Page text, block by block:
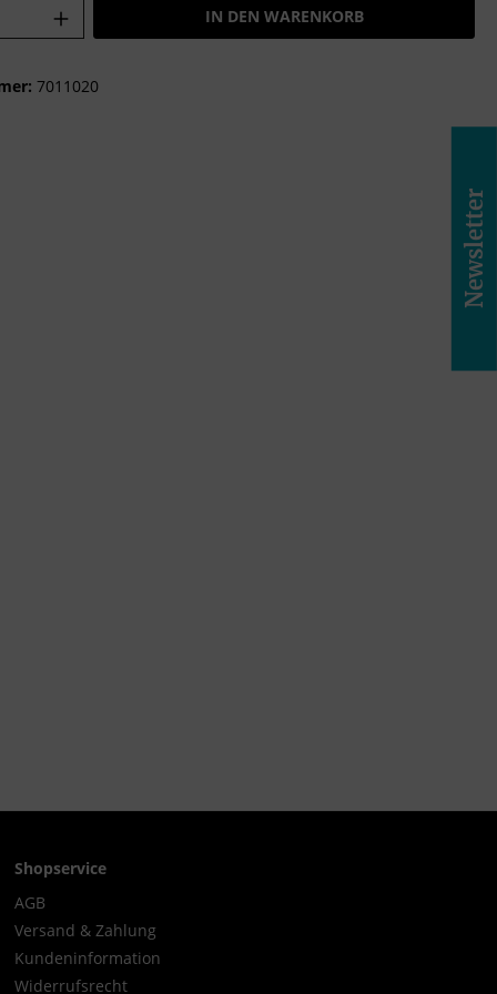
Anzahl: Gib den gewünschten Wert
IN DEN WARENKORB
7011020
Shopservice
AGB
Versand & Zahlung
Kundeninformation
Widerrufsrecht
Newsletter